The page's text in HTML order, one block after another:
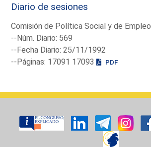
Diario de sesiones
Comisión de Política Social y de Empleo
--Núm. Diario: 569
--Fecha Diario: 25/11/1992
--Páginas: 17091 17093
PDF